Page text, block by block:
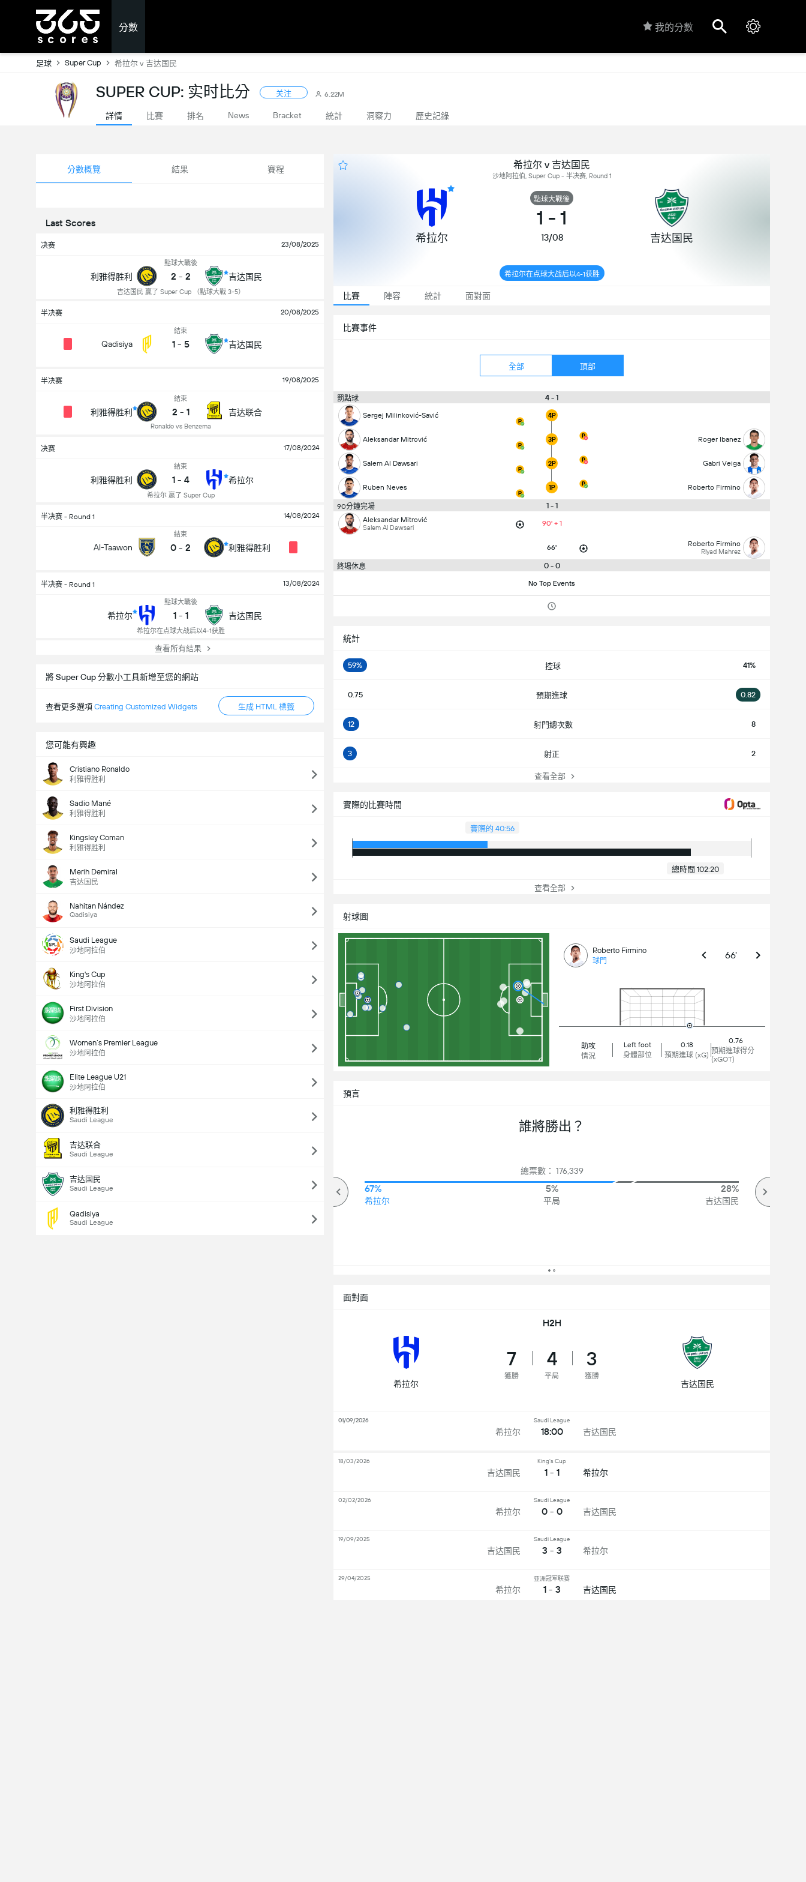
分數 我的分數
足球 Super Cup 希拉尔 v 吉达国民
SUPER CUP: 实时比分 关注 6.22M
詳情 比賽 排名 News Bracket 統計 洞察力 歷史記錄
分數概覽 結果 賽程
Last Scores
决赛 23/08/2025
利雅得胜利
點球大戰後
2 - 2
吉达国民 贏了 Super Cup （點球大戰 3-5）
吉达国民
半决赛 20/08/2025
Qadisiya
結束
1 - 5 吉达国民
半决赛 19/08/2025
利雅得胜利
結束
2 - 1
Ronaldo vs Benzema
吉达联合
决赛 17/08/2024
利雅得胜利
結束
1 - 4
希拉尔 贏了 Super Cup
希拉尔
半决赛 - Round 1 14/08/2024
Al-Taawon
結束
0 - 2 利雅得胜利
半决赛 - Round 1 13/08/2024
希拉尔
點球大戰後
1 - 1
希拉尔在点球大战后以4-1获胜
吉达国民
查看所有結果
將 Super Cup 分數小工具新增至您的網站
查看更多選項 Creating Customized Widgets 生成 HTML 標籤
您可能有興趣
Cristiano Ronaldo
利雅得胜利
Sadio Mané
利雅得胜利
Kingsley Coman
利雅得胜利
Merih Demiral
吉达国民
Nahitan Nández
Qadisiya
Saudi League
沙地阿拉伯
King's Cup
沙地阿拉伯
First Division
沙地阿拉伯
Women’s Premier League
沙地阿拉伯
Elite League U21
沙地阿拉伯
利雅得胜利
Saudi League
吉达联合
Saudi League
吉达国民
Saudi League
Qadisiya
Saudi League
希拉尔 v 吉达国民
沙地阿拉伯, Super Cup - 半决赛, Round 1
希拉尔
點球大戰後
1 - 1
13/08 吉达国民
希拉尔在点球大战后以4-1获胜
比賽 陣容 統計 面對面
比賽事件
全部 頂部
罰點球 4 - 1
Sergej Milinković-Savić 4P
Aleksandar Mitrović 3P Roger Ibanez
Salem Al Dawsari 2P Gabri Veiga
Ruben Neves 1P Roberto Firmino
90分鐘完場 1 - 1
Aleksandar Mitrović
Salem Al Dawsari 90' + 1
66' Roberto Firmino
Riyad Mahrez
終場休息 0 - 0
No Top Events
統計
59% 控球 41%
0.75 預期進球 0.82
12 射門總次數 8
3 射正 2
查看全部
實際的比賽時間
實際的 40:56
總時間 102:20
查看全部
射球圖
Roberto Firmino
球門 66'
助攻
情況
Left foot
身體部位
0.18
預期進球 (xG)
0.76
預期進球得分
(xGOT)
預言
誰將勝出？
總票數： 176,339
67%
希拉尔
5%
平局
28%
吉达国民
全場總得分 (2.5)
面對面
H2H
希拉尔
7
獲勝
4
平局
3
獲勝
吉达国民
希拉尔
Saudi League
18:00 吉达国民
01/09/2026
吉达国民
King's Cup
1 - 1 希拉尔
18/03/2026
希拉尔
Saudi League
0 - 0 吉达国民
02/02/2026
吉达国民
Saudi League
3 - 3 希拉尔
19/09/2025
希拉尔
亚洲冠军联赛
1 - 3 吉达国民
29/04/2025